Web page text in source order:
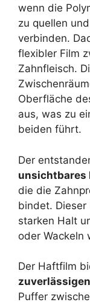
wenn die
zu quellen
verbinden.
flexibler Film
Zahnfleisch.
Oberfläche
aus, was zu
beiden führt.
Der
unsichtbares
die die
bindet. Dieser
starken Halt
oder Wackeln
Der Haftfilm
Puffer